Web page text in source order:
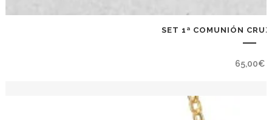
SET 1ª COMUNIÓN
65,00€